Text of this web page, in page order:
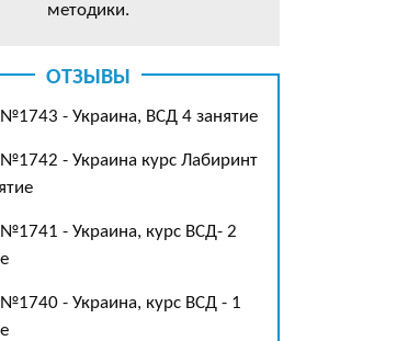
методики.
ОТЗЫВЫ
- Украина, ВСД 4 занятие
- Украина курс Лабиринт
- Украина, курс ВСД- 2
- Украина, курс ВСД - 1